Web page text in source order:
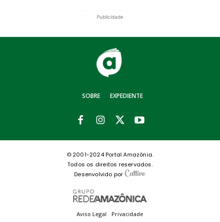
Publicidade
SOBRE EXPEDIENTE
© 2001-2024 Portal Amazônia.
Todos os direitos reservados.
Desenvolvido por
Aviso Legal Privacidade